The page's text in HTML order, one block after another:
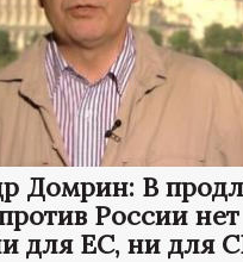
Домрин: В
России нет
для ЕС, ни для